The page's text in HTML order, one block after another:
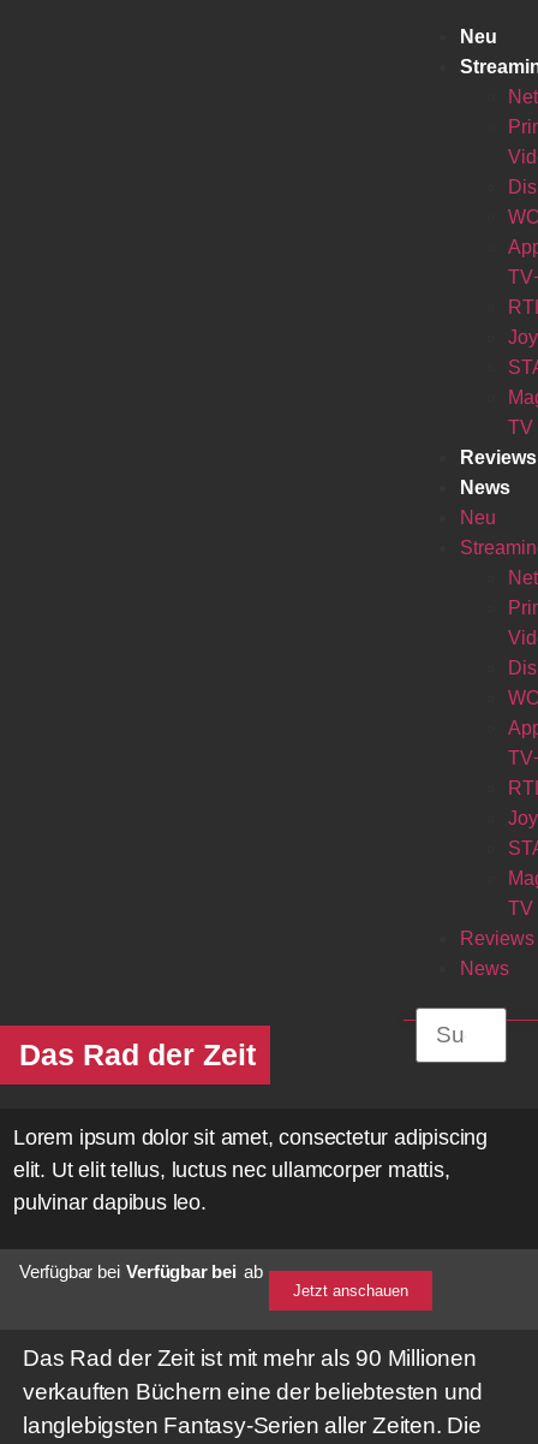
Neu
TV
Reviews
News
Neu
TV
Reviews
News
Das Rad der Zeit
Lorem ipsum dolor sit amet, consectetur adipiscing
elit. Ut elit tellus, luctus nec ullamcorper mattis,
pulvinar dapibus leo.
Verfügbar bei Verfügbar bei ab
Jetzt anschauen
Das Rad der Zeit ist mit mehr als 90 Millionen
verkauften Büchern eine der beliebtesten und
langlebigsten Fantasy-Serien aller Zeiten. Die